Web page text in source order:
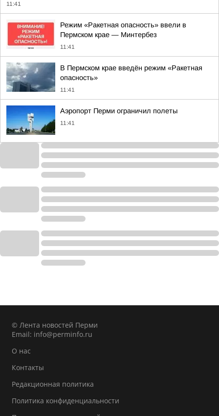
11:41
Режим «Ракетная опасность» ввели в
Пермском крае — Минтербез
11:41
В Пермском крае введён режим «Ракетная
опасность»
11:41
Аэропорт Перми ограничил полеты
11:41
© Лента новостей Перми
Email: info@perminfo.ru
О нас
Контакты
Редакционная политика
Политика конфиденциальности